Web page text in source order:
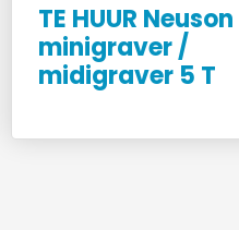
TE HUUR
minigraver /
midigraver 5 T